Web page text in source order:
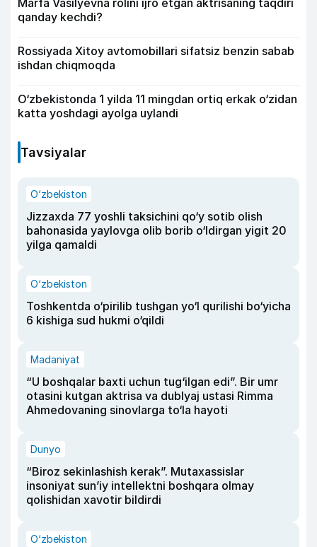
qanday kechdi?
Rossiyada Xitoy avtomobillari sifatsiz benzin sabab
ishdan chiqmoqda
O‘zbekistonda 1 yilda 11 mingdan ortiq erkak o‘zidan
katta yoshdagi ayolga uylandi
Tavsiyalar
O‘zbekiston
Jizzaxda 77 yoshli taksichini qo‘y sotib olish
bahonasida yaylovga olib borib o‘ldirgan yigit 20
yilga qamaldi
O‘zbekiston
Toshkentda o‘pirilib tushgan yo‘l qurilishi bo‘yicha
6 kishiga sud hukmi o‘qildi
Madaniyat
“U boshqalar baxti uchun tug‘ilgan edi”. Bir umr
otasini kutgan aktrisa va dublyaj ustasi Rimma
Ahmedovaning sinovlarga to‘la hayoti
Dunyo
“Biroz sekinlashish kerak”. Mutaxassislar
insoniyat sun’iy intellektni boshqara olmay
qolishidan xavotir bildirdi
O‘zbekiston